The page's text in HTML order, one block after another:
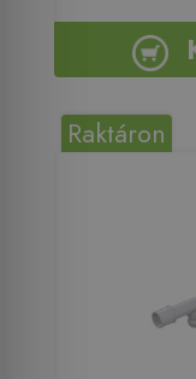
Raktáron